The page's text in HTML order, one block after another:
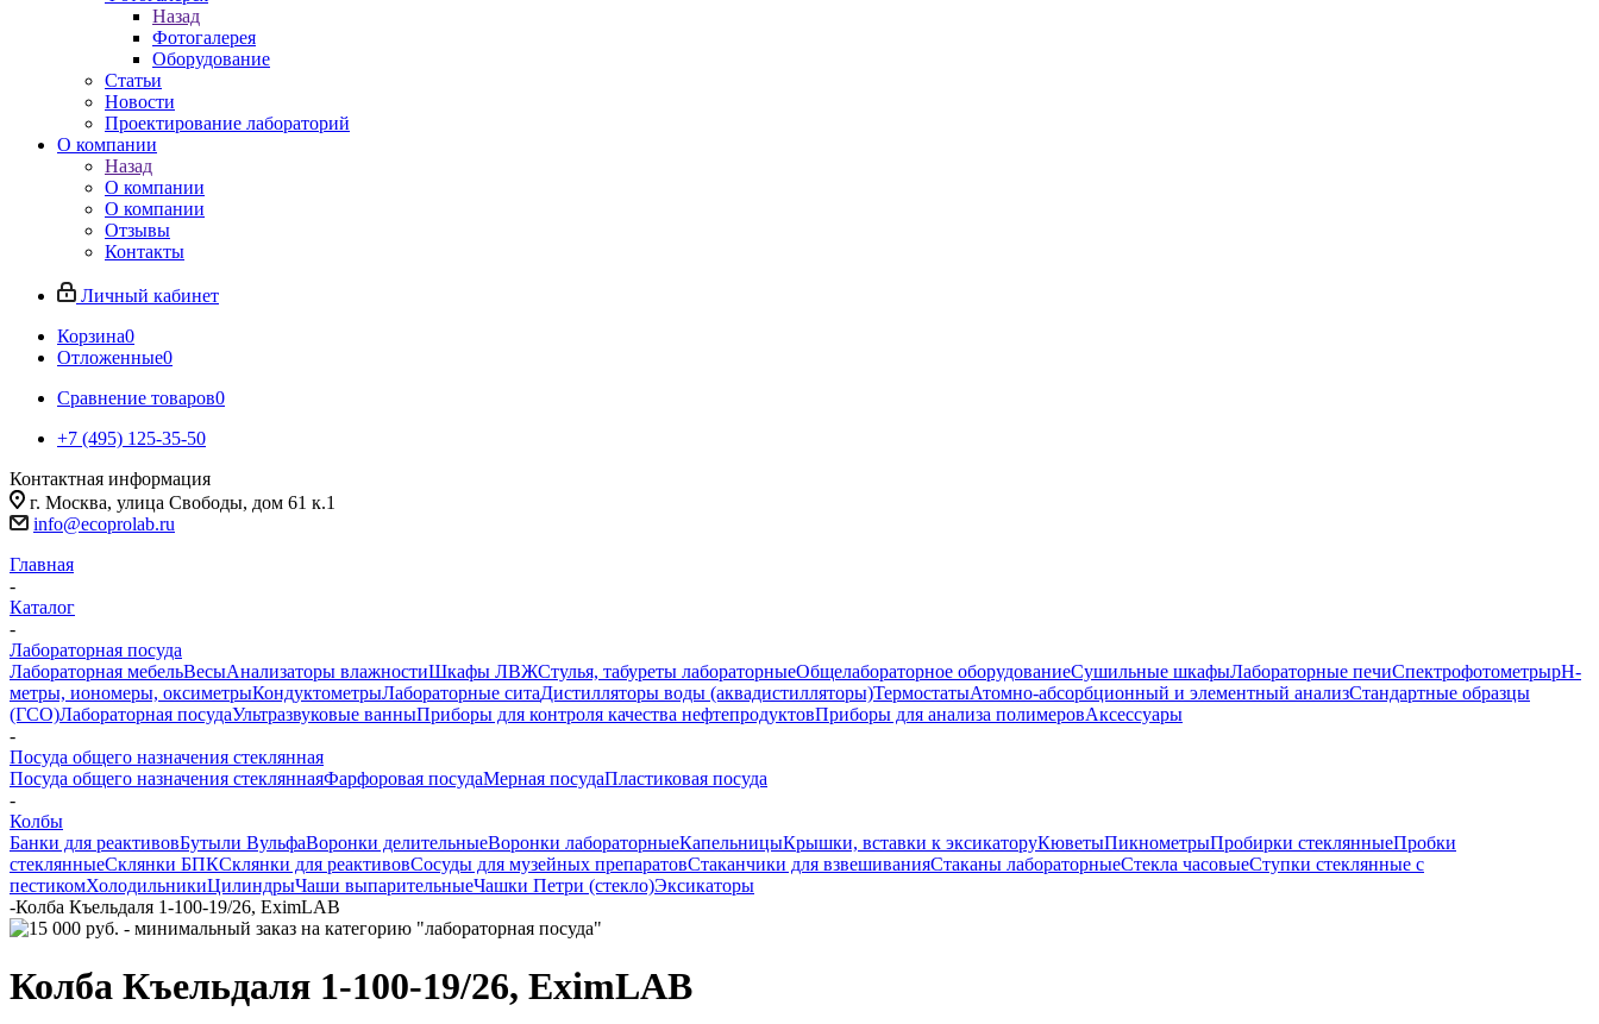
Назад
Фотогалерея
Оборудование
Статьи
Новости
Проектирование лабораторий
О компании
Назад
О компании
О компании
Отзывы
Контакты
Личный кабинет
Корзина0
Отложенные0
Сравнение товаров0
+7 (495) 125-35-50
Контактная информация
г. Москва, улица Свободы, дом 61 к.1
info@ecoprolab.ru
Главная
-
Каталог
-
Лабораторная посуда
Лабораторная мебельВесыАнализаторы влажностиШкафы ЛВЖСтулья, табуреты лабораторныеОбщелабораторное оборудованиеСушильные шкафыЛабораторные печиСпектрофотометрыpH-
метры, иономеры, оксиметрыКондуктометрыЛабораторные ситаДистилляторы воды (аквадистилляторы)ТермостатыАтомно-абсорбционный и элементный анализСтандартные образцы
(ГСО)Лабораторная посудаУльтразвуковые ванныПриборы для контроля качества нефтепродуктовПриборы для анализа полимеровАксессуары
-
Посуда общего назначения стеклянная
Посуда общего назначения стекляннаяФарфоровая посудаМерная посудаПластиковая посуда
-
Колбы
Банки для реактивовБутыли ВульфаВоронки делительныеВоронки лабораторныеКапельницыКрышки, вставки к эксикаторуКюветыПикнометрыПробирки стеклянныеПробки
стеклянныеСклянки БПКСклянки для реактивовСосуды для музейных препаратовСтаканчики для взвешиванияСтаканы лабораторныеСтекла часовыеСтупки стеклянные с
пестикомХолодильникиЦилиндрыЧаши выпарительныеЧашки Петри (стекло)Эксикаторы
-Колба Къельдаля 1-100-19/26, EximLAB
Колба Къельдаля 1-100-19/26, EximLAB